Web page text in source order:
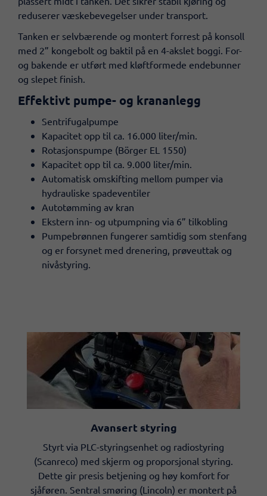
reduserer væskebevegelser under transport.
Tanken er selvbærende og montert forrest på konsoll
med 2” kongebolt og baktil på en 4-akslet boggi. For-
og bakende er utført med kløftformede endebunner
og slepet finish.
Effektivt pumpe- og krananlegg
Sentrifugalpumpe
Kapacitet opp til ca. 16.000 liter/min.
Rotasjonspumpe (Börger EL 1550)
Kapacitet opp til ca. 9.000 liter/min.
Automatisk omskifting mellom pumper via
hydrauliske spadeventiler
Autotømming av kran
Ekstern inn- og utpumpning via 6” tilkobling
Pumpebrønnen fungerer samtidig som stenfang
og er forsynet med drenering, prøveuttak og
nivåstyring.
Avansert styring
Styrt via PLC-styringsenhet og radiostyring
(Scanreco) med skjerm og proporsjonal styring.
Dette gir presis betjening og høy komfort for
sjåføren. Sentral smøring (Lincoln) er montert på